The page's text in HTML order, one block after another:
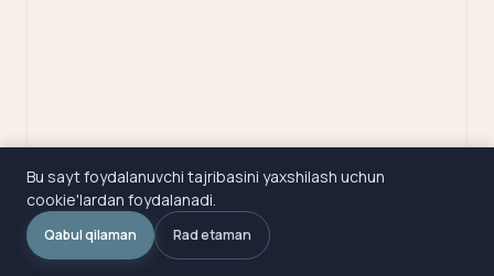
Bu sayt foydalanuvchi tajribasini yaxshilash uchun
cookie'lardan foydalanadi.
Qabul qilaman Rad etaman